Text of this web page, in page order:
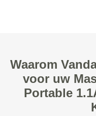
Waarom
voor uw
Portable